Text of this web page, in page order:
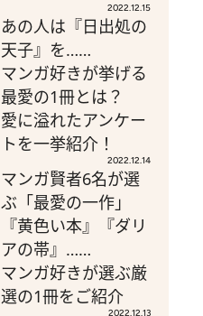
2022.12.15
あの人は『日出処の
天子』を……
マンガ好きが挙げる
最愛の1冊とは？
愛に溢れたアンケー
トを一挙紹介！
2022.12.14
マンガ賢者6名が選
ぶ「最愛の一作」
『黄色い本』『ダリ
アの帯』……
マンガ好きが選ぶ厳
選の1冊をご紹介
2022.12.13